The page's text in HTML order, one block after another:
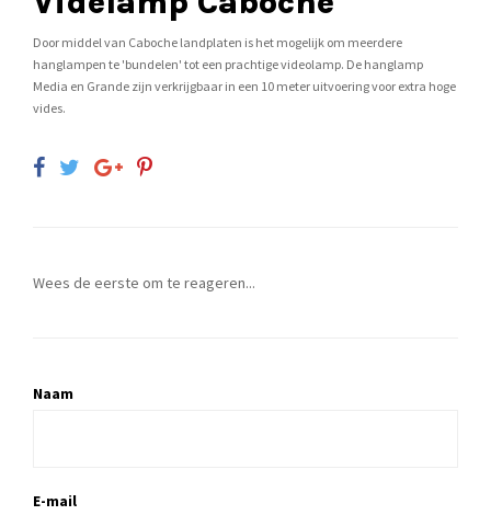
Door middel van Caboche landplaten is het mogelijk om meerdere
hanglampen te 'bundelen' tot een prachtige videolamp. De hanglamp
Media en Grande zijn verkrijgbaar in een 10 meter uitvoering voor extra hoge
vides.
Wees de eerste om te reageren...
Naam
E-mail